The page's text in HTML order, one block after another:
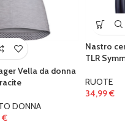
Vella da donna
DONNA
€
Nastro
TLR
RUOTE
34,99€